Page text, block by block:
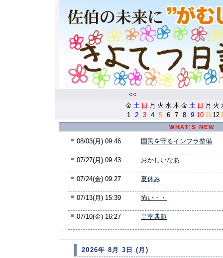
<<
金 土 日 月 火 水 木 金 土 日 月 火
1
2 3 4 5 6 7 8 9 10 11 12
WHAT'S NEW
■ 08/03(月) 09:46 国民を守るインフラ整備
■ 07/27(月) 09:43 おかしいなあ
■ 07/24(金) 09:27 夏休み
■ 07/13(月) 15:39 怖い・・
■ 07/10(金) 16:27 皇室典範
2026年 8月 3日 (月)